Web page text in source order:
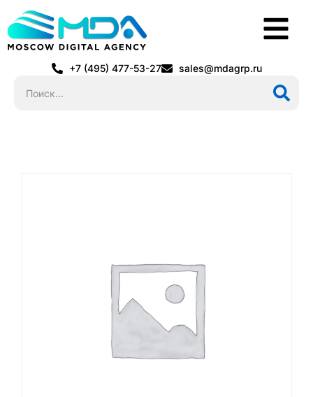
+7 (495) 477-53-27 sales@mdagrp.ru